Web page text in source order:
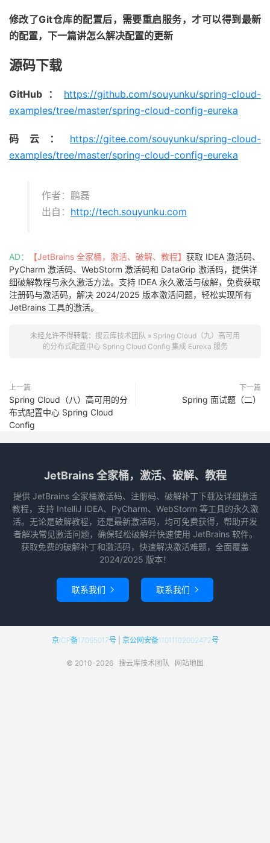
修改了Git仓库的配置后，需要重启服务，才可以得到最新
的配置，下一篇讲怎么解决配置的更新
源码下载
GitHub： https://github.com/souyunku/spring-cloud-
examples/tree/master/spring-cloud-config-eureka
码云： https://gitee.com/souyunku/spring-cloud-
examples/tree/master/spring-cloud-config-eureka
作者：鹏磊
出自： http://tech.souyunku.com
AD： 【JetBrains 全家桶，激活、破解、教程】 获取 IDEA 激活码、
PyCharm 激活码、WebStorm 激活码和 DataGrip 激活码，提供详
细破解教程与永久激活方法。支持 IDEA 永久激活与破解，免费获取
注册码与激活码，解决 2024/2025 版本激活问题，轻松实现所有
JetBrains 工具的激活。
未经允许不得转载： 搜云库技术团队 » Spring Cloud（九）高可用
的分布式配置中心 Spring Cloud Config 集成 Eureka 服务
上一篇
Spring Cloud（八）高可用的分
布式配置中心 Spring Cloud
Config
下一篇
Spring 面试题（二）
JetBrains 全家桶，激活、破解、教程
提供 JetBrains 全家桶激活码、注册码、破解补丁下载及详细激活
教程，支持 IntelliJ IDEA、PyCharm、WebStorm 等工具的永久激
活。无论是破解教程，还是最新激活码，均可免费获得，帮助开发
者解决常见激活问题，确保轻松破解并快速使用 JetBrains 软件。
获取免费的破解补丁和激活码，快速解决激活难题，全面覆盖
2024/2025 版本！
联系我们  联系我们 
京ICP备17065017号| 京公网安备11011102002472号
© 2010-2026 搜云库技术团队 网站地图